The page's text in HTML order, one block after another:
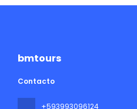
bmtours
Contacto
+593993096124